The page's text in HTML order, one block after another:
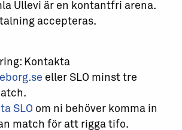
Ullevi är en kontantfri arena.
accepteras.
Kontakta
eller SLO minst tre
SLO om ni behöver komma in
match för att rigga tifo.